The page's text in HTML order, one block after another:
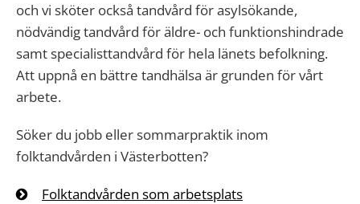
och vi sköter också tandvård för asylsökande,
nödvändig tandvård för äldre- och funktionshindrade
samt specialisttandvård för hela länets befolkning.
Att uppnå en bättre tandhälsa är grunden för vårt
arbete.
Söker du jobb eller sommarpraktik inom
folktandvården i Västerbotten?
Folktandvården som arbetsplats